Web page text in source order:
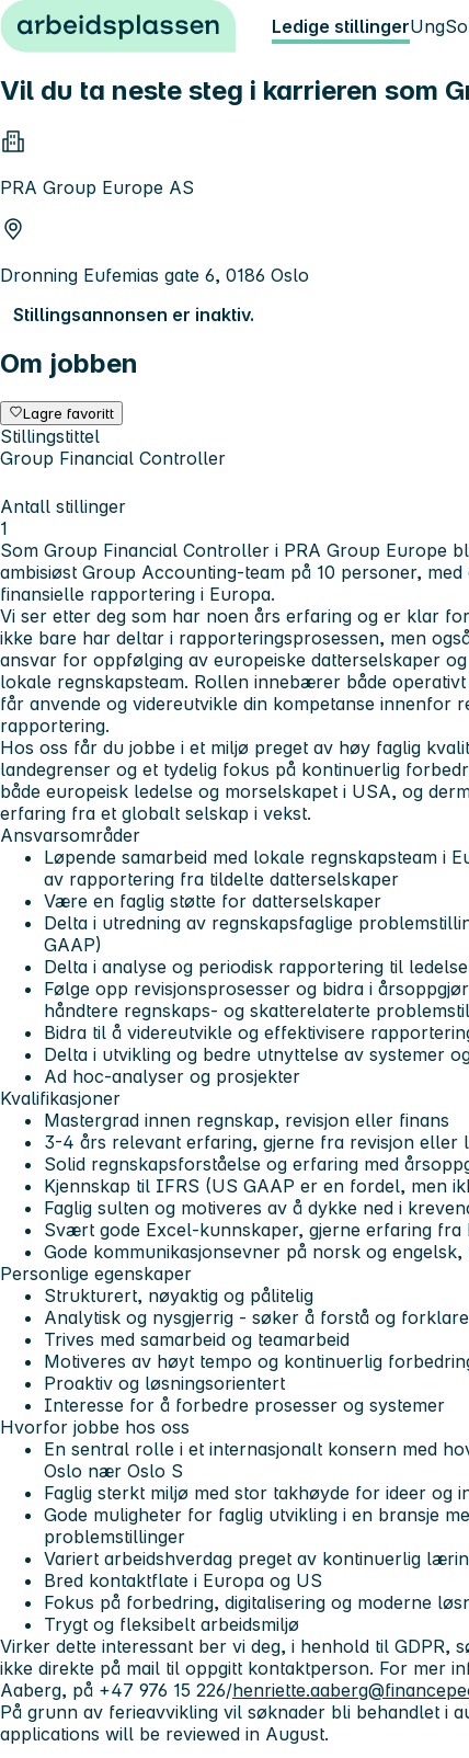
Hopp til innhold Ledige stillingerUng
Vil du ta neste steg i karrieren som
PRA Group Europe AS
Dronning Eufemias gate 6, 0186 Oslo
Stillingsannonsen er inaktiv.
Om jobben
Lagre favoritt
Stillingstittel
Group Financial Controller
Antall stillinger
1
Som Group Financial Controller i PRA Group Europe
ambisiøst Group Accounting-team på 10 personer,
finansielle rapportering i Europa.
Vi ser etter deg som har noen års erfaring og er klar
ikke bare har deltar i rapporteringsprosessen, men
ansvar for oppfølging av europeiske datterselskaper
lokale regnskapsteam. Rollen innebærer både
får anvende og videreutvikle din kompetanse innenfor
rapportering.
Hos oss får du jobbe i et miljø preget av høy faglig
landegrenser og et tydelig fokus på kontinuerlig
både europeisk ledelse og morselskapet i USA, og
erfaring fra et globalt selskap i vekst.
Ansvarsområder
Løpende samarbeid med lokale regnskapsteam i
av rapportering fra tildelte datterselskaper
Være en faglig støtte for datterselskaper
Delta i utredning av regnskapsfaglige
GAAP)
Delta i analyse og periodisk rapportering til
Følge opp revisjonsprosesser og bidra i
håndtere regnskaps- og skatterelaterte
Bidra til å videreutvikle og effektivisere
Delta i utvikling og bedre utnyttelse av systemer
Ad hoc-analyser og prosjekter
Kvalifikasjoner
Mastergrad innen regnskap, revisjon eller finans
3-4 års relevant erfaring, gjerne fra revisjon eller
Solid regnskapsforståelse og erfaring med
Kjennskap til IFRS (US GAAP er en fordel, men
Faglig sulten og motiveres av å dykke ned i
Svært gode Excel-kunnskaper, gjerne erfaring fra
Gode kommunikasjonsevner på norsk og
Personlige egenskaper
Strukturert, nøyaktig og pålitelig
Analytisk og nysgjerrig - søker å forstå og
Trives med samarbeid og teamarbeid
Motiveres av høyt tempo og kontinuerlig
Proaktiv og løsningsorientert
Interesse for å forbedre prosesser og systemer
Hvorfor jobbe hos oss
En sentral rolle i et internasjonalt konsern med
Oslo nær Oslo S
Faglig sterkt miljø med stor takhøyde for ideer og
Gode muligheter for faglig utvikling i en bransje
problemstillinger
Variert arbeidshverdag preget av kontinuerlig
Bred kontaktflate i Europa og US
Fokus på forbedring, digitalisering og moderne
Trygt og fleksibelt arbeidsmiljø
Virker dette interessant ber vi deg, i henhold til GDPR,
ikke direkte på mail til oppgitt kontaktperson. For mer
Aaberg, på +47 976 15 226/
På grunn av ferieavvikling vil søknader bli behandlet i
applications will be reviewed in August.